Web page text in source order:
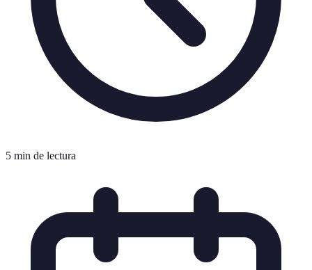
5 min de lectura